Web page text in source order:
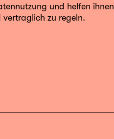
und helfen ihnen
zu regeln.